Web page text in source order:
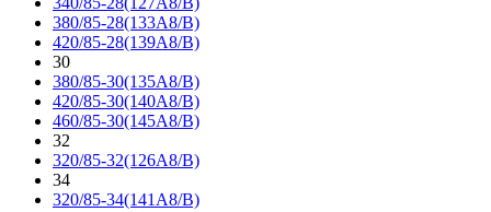
380/85-28(133A8/B)
420/85-28(139A8/B)
30
380/85-30(135A8/B)
420/85-30(140A8/B)
460/85-30(145A8/B)
32
320/85-32(126A8/B)
34
320/85-34(141A8/B)